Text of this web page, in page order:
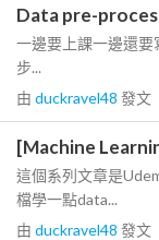
Data pre-
一邊要上課一邊還要
步...
由 duckravel48 發文
[Machine
這個系列文章是
檔學一點data...
由 duckravel48 發文